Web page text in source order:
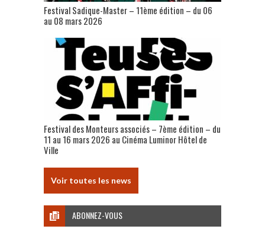
Festival Sadique-Master – 11ème édition – du 06
au 08 mars 2026
Festival des Monteurs associés – 7ème édition – du
11 au 16 mars 2026 au Cinéma Luminor Hôtel de
Ville
Voir toutes les news
ABONNEZ-VOUS